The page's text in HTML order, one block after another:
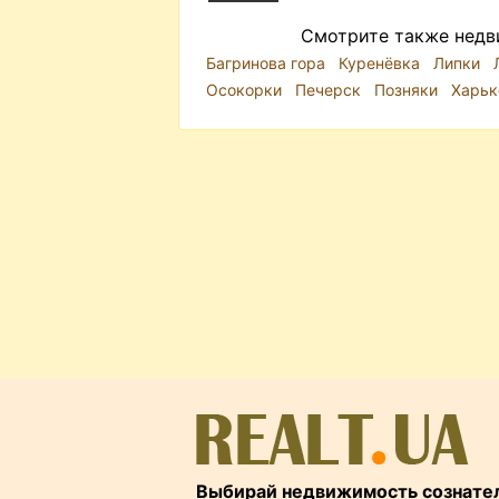
Смотрите также
Багринова гора Куренёвка Липки
Осокорки
Печерск Позняки
Выбирай недвижимость